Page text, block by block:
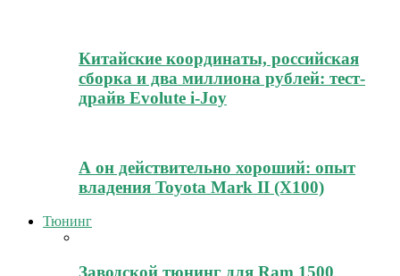
Китайские координаты, российская
сборка и два миллиона рублей: тест-
драйв Evolute i-Joy
А он действительно хороший: опыт
владения Toyota Mark II (Х100)
Тюнинг
Заводской тюнинг для Ram 1500